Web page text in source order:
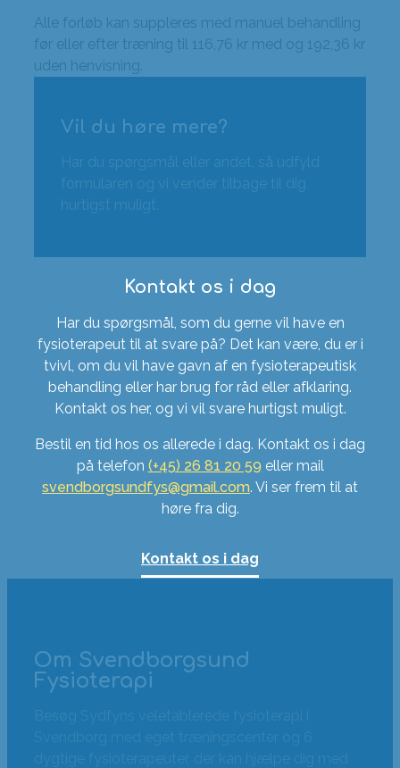
Alle forløb kan suppleres med manuel behandling
før eller efter træning til 116,76 kr med og 192,36 kr
uden henvisning.
Vil du høre mere?
Har du spørgsmål eller andet, så udfyld
formularen og vi vender tilbage til dig
hurtigst muligt.
Kontakt os i dag
Har du spørgsmål, som du gerne vil have en
fysioterapeut til at svare på? Det kan være, du er i
tvivl, om du vil have gavn af en fysioterapeutisk
behandling eller har brug for råd eller afklaring.
Kontakt os her, og vi vil svare hurtigst muligt.
Bestil en tid hos os allerede i dag. Kontakt os i dag
på telefon (+45) 26 81 20 59 eller mail
svendborgsundfys@gmail.com. Vi ser frem til at
høre fra dig.
Kontakt os i dag
Om Svendborgsund
Fysioterapi
Besøg Sydfyns veletablerede fysioterapi i
Svendborg med eget træningscenter og 6
dygtige fysioterapeuter, der kan hjælpe dig med